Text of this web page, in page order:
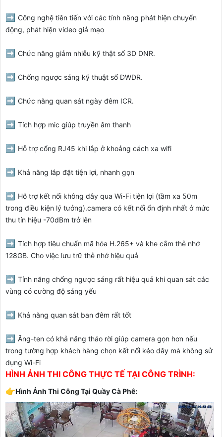
➡️ Công nghệ tiên tiến với các tính năng phát hiện chuyển
động, phát hiện video giả mạo
➡️ Chức năng giảm nhiễu kỹ thật số 3D DNR.
➡️ Chống ngược sáng kỹ thuật số DWDR.
➡️ Chức năng quan sát ngày đêm ICR.
➡️ Tích hợp mic giúp truyền âm thanh
➡️ Hỗ trợ cổng RJ45 khi lắp ở khoảng cách xa wifi
➡️ Khả năng lắp đặt tiện lợi, nhanh gọn
➡️ Hỗ trợ kết nối không dây qua Wi-Fi tiện lợi (tầm xa 50m
trong điều kiện lý tưởng).camera có kết nối ổn định nhất ở mức
thu tín hiệu -70dBm trở lên
➡️ Tích hợp tiêu chuẩn mã hóa H.265+ và khe cắm thẻ nhớ
128GB. Cho việc lưu trữ thẻ nhớ hiệu quả
➡️ Tính năng chống ngược sáng rất hiệu quả khi quan sát các
vùng có cường độ sáng yếu
➡️ Khả năng quan sát ban đêm rất tốt
➡️ Ăng-ten có khả năng tháo rời giúp camera gọn hơn nếu
trong tường hợp khách hàng chọn kết nối kéo dây mà không sử
dụng Wi-Fi
HÌNH ẢNH THI CÔNG THỰC TẾ TẠI CÔNG TRÌNH:
👉Hình Ảnh Thi Công Tại Quầy Cà Phê: